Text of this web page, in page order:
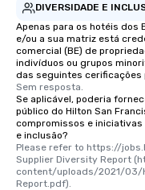
DIVERSIDADE E
Apenas para os hotéis dos
e/ou a sua matriz está
comercial (BE) de
indivíduos ou grupos
das seguintes cerificações
Sem resposta.
Se aplicável, poderia
público do Hilton San
compromissos e
e inclusão?
Please refer to https://
Supplier Diversity Report
content/uploads/2021/
Report.pdf).